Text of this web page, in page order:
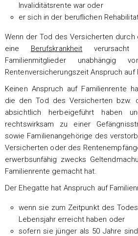
Invaliditätsrente war oder
er sich in der beruflichen
Wenn der Tod des Versicherten durch
eine Berufskrankheit verursacht
Familienmitglieder
Rentenversicherungszeit Anspruch auf
Keinen Anspruch auf Familienrente
die den Tod des Versicherten bzw.
absichtlich herbeigeführt haben
rechtswirksam zu einer
sowie Familienangehörige des
Versicherten oder des
erwerbsunfähig zwecks
Familienrente gemacht hat.
Der Ehegatte hat Anspruch auf
wenn sie zum Zeitpunkt des
Lebensjahr erreicht haben oder
sofern sie jünger als 50 Jahre